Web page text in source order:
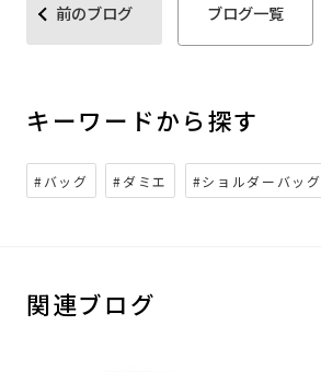
前のブログ ブログ一覧
キーワードから探す
#バッグ #ダミエ #ショルダーバッグ
関連ブログ